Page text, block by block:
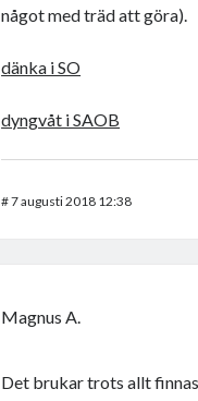
något med träd att göra).
dänka i SO
dyngvåt i SAOB
#7 augusti 2018 12:38
Magnus A.
Det brukar trots allt finnas